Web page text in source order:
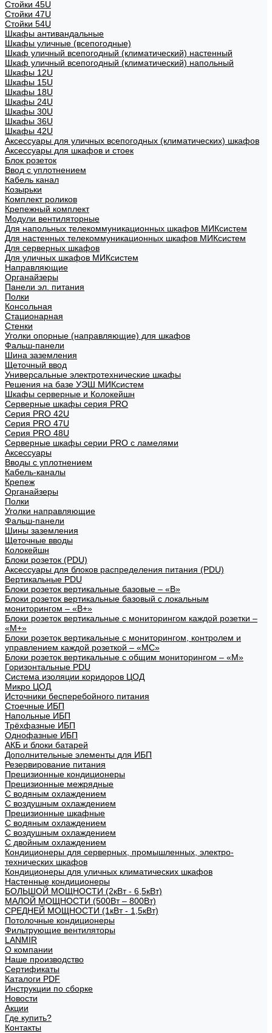
Стойки 45U
Стойки 47U
Стойки 54U
Шкафы антивандальные
Шкафы уличные (всепогодные)
Шкаф уличный всепогодный (климатический) настенный
Шкаф уличный всепогодный (климатический) напольный
Шкафы 12U
Шкафы 15U
Шкафы 18U
Шкафы 24U
Шкафы 30U
Шкафы 36U
Шкафы 42U
Аксессуары для уличных всепогодных (климатических) шкафов
Аксессуары для шкафов и стоек
Блок розеток
Ввод с уплотнением
Кабель канал
Козырьки
Комплект роликов
Крепежный комплект
Модули вентиляторные
Для напольных телекоммуникационных шкафов МИКсистем
Для настенных телекоммуникационных шкафов МИКсистем
Для серверных шкафов
Для уличных шкафов МИКсистем
Направляющие
Органайзеры
Панели эл. питания
Полки
Консольная
Стационарная
Стенки
Уголки опорные (направляющие) для шкафов
Фальш-панели
Шина заземления
Щеточный ввод
Универсальные электротехнические шкафы
Решения на базе УЭШ МИКсистем
Шкафы серверные и Колокейшн
Серверные шкафы серия PRO
Серия PRO 42U
Серия PRO 47U
Серия PRO 48U
Серверные шкафы серии PRO с ламелями
Аксессуары
Вводы с уплотнением
Кабель-каналы
Крепеж
Органайзеры
Полки
Уголки направляющие
Фальш-панели
Шины заземления
Щеточные вводы
Колокейшн
Блоки розеток (PDU)
Аксессуары для блоков распределения питания (PDU)
Вертикальные PDU
Блоки розеток вертикальные базовые – «В»
Блоки розеток вертикальные базовый с локальным
мониторингом – «В+»
Блоки розеток вертикальные с мониторингом каждой розетки –
«М+»
Блоки розеток вертикальные с мониторингом, контролем и
управлением каждой розеткой – «МС»
Блоки розеток вертикальные с общим мониторингом – «М»
Горизонтальные PDU
Система изоляции коридоров ЦОД
Микро ЦОД
Источники бесперебойного питания
Стоечные ИБП
Напольные ИБП
Трёхфазные ИБП
Однофазные ИБП
АКБ и блоки батарей
Дополнительные элементы для ИБП
Резервирование питания
Прецизионные кондиционеры
Прецизионные межрядные
С водяным охлаждением
С воздушным охлаждением
Прецизионные шкафные
С водяным охлаждением
С воздушным охлаждением
С двойным охлаждением
Кондиционеры для серверных, промышленных, электро-
технических шкафов
Кондиционеры для уличных климатических шкафов
Настенные кондиционеры
БОЛЬШОЙ МОЩНОСТИ (2кВт - 6,5кВт)
МАЛОЙ МОЩНОСТИ (500Вт – 800Вт)
СРЕДНЕЙ МОЩНОСТИ (1кВт - 1,5кВт)
Потолочные кондиционеры
Фильтрующие вентиляторы
LANMIR
О компании
Наше производство
Сертификаты
Каталоги PDF
Инструкции по сборке
Новости
Акции
Где купить?
Контакты